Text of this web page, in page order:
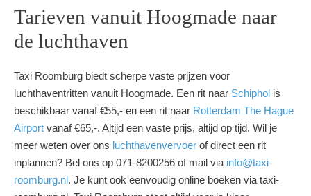
Tarieven vanuit Hoogmade naar
de luchthaven
Taxi Roomburg biedt scherpe vaste prijzen voor
luchthaventritten vanuit Hoogmade. Een rit naar Schiphol is
beschikbaar vanaf €55,- en een rit naar Rotterdam The Hague
Airport vanaf €65,-. Altijd een vaste prijs, altijd op tijd. Wil je
meer weten over ons luchthavenvervoer of direct een rit
inplannen? Bel ons op 071-8200256 of mail via info@taxi-
roomburg.nl. Je kunt ook eenvoudig online boeken via taxi-